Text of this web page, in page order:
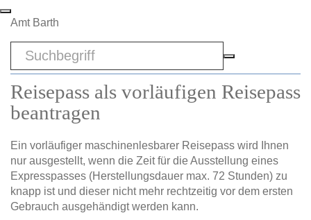
Zum Hauptinhalt springen
Amt Barth
Sword
Reisepass als vorläufigen Reisepass
beantragen
Ein vorläufiger maschinenlesbarer Reisepass wird Ihnen
nur ausgestellt, wenn die Zeit für die Ausstellung eines
Expresspasses (Herstellungsdauer max. 72 Stunden) zu
knapp ist und dieser nicht mehr rechtzeitig vor dem ersten
Gebrauch ausgehändigt werden kann.